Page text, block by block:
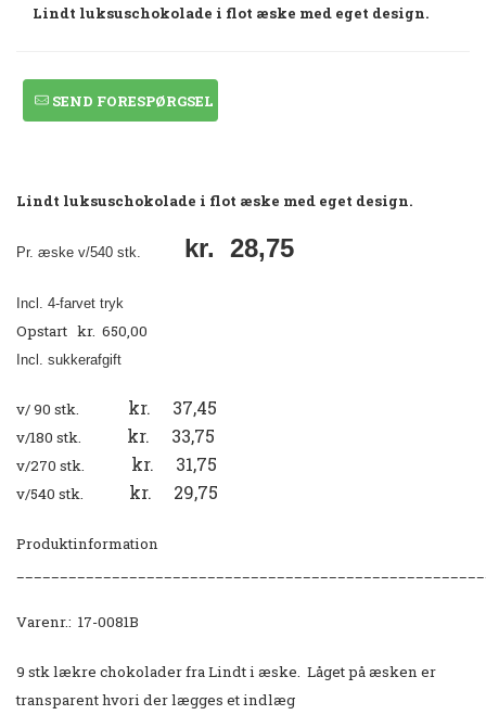
Lindt luksuschokolade i flot æske med eget design.
SEND FORESPØRGSEL
Lindt luksuschokolade i flot æske med eget design.
Pr. æske v/540 stk. kr. 28,75
Incl. 4-farvet tryk
Opstart kr. 650,00
Incl. sukkerafgift
v/ 90 stk. kr. 37,45
v/180 stk. kr. 33,75
v/270 stk. kr. 31,75
v/540 stk. kr. 29,75
Produktinformation
Varenr.: 17-0081B
9 stk lækre chokolader fra Lindt i æske. Låget på æsken er
transparent hvori der lægges et indlæg